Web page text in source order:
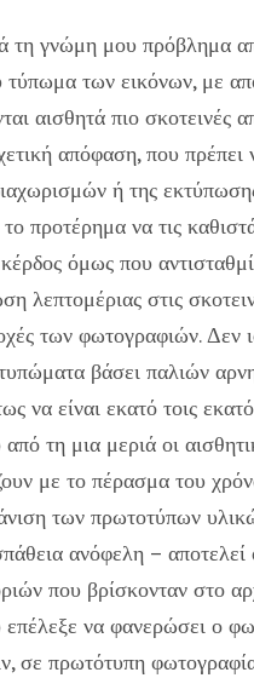
τη γνώμη μου πρόβλημα
τύπωμα των εικόνων, με
αισθητά πιο σκοτεινές
απόφαση, που πρέπει
ή της
το προτέρημα να τις
όμως που
λεπτομέριας στις
των φωτογραφιών. Δεν
βάσει παλιών
να είναι εκατό τοις
τη μια μεριά οι
με το πέρασμα του
των πρωτοτύπων
ανόφελη –
που βρίσκονταν στο
επέλεξε να φανερώσει ο
σε πρωτότυπη